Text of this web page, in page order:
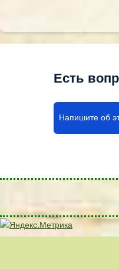
Есть
Напишите об